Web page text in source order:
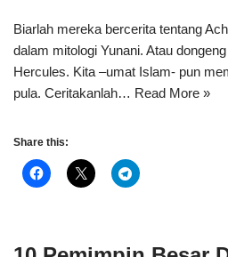
Biarlah mereka bercerita tentang
dalam mitologi Yunani. Atau
Hercules. Kita –umat Islam- pun
pula. Ceritakanlah… Read More »
Share this: